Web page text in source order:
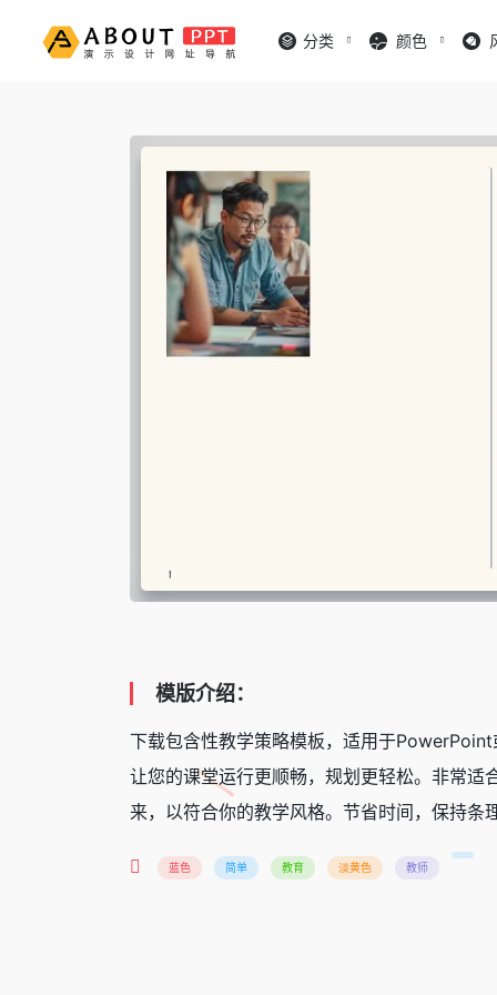
分类 颜色
模版介绍：
下载包含性教学策略模板，适用于
让您的课堂运行更顺畅，规划更轻松。非常适
来，以符合你的教学风格。节省时间，保持
蓝色 简单 教育 淡黄色 教师